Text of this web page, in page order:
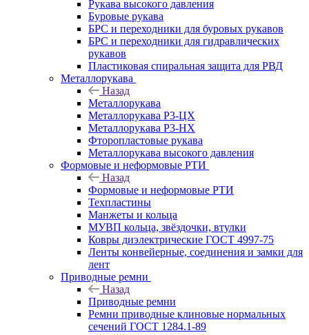
Рукава высокого давления
Буровые рукава
БРС и переходники для буровых рукавов
БРС и переходники для гидравлических
рукавов
Пластиковая спиральная защита для РВД
Металлорукава
Назад
Металлорукава
Металлорукава Р3-ЦХ
Металлорукава Р3-НХ
Фторопластовые рукава
Металлорукава высокого давления
Формовые и неформовые РТИ
Назад
Формовые и неформовые РТИ
Техпластины
Манжеты и кольца
МУВП кольца, звёздочки, втулки
Ковры диэлектрические ГОСТ 4997-75
Ленты конвейерные, соединения и замки для
лент
Приводные ремни
Назад
Приводные ремни
Ремни приводные клиновые нормальных
сечений ГОСТ 1284.1-89